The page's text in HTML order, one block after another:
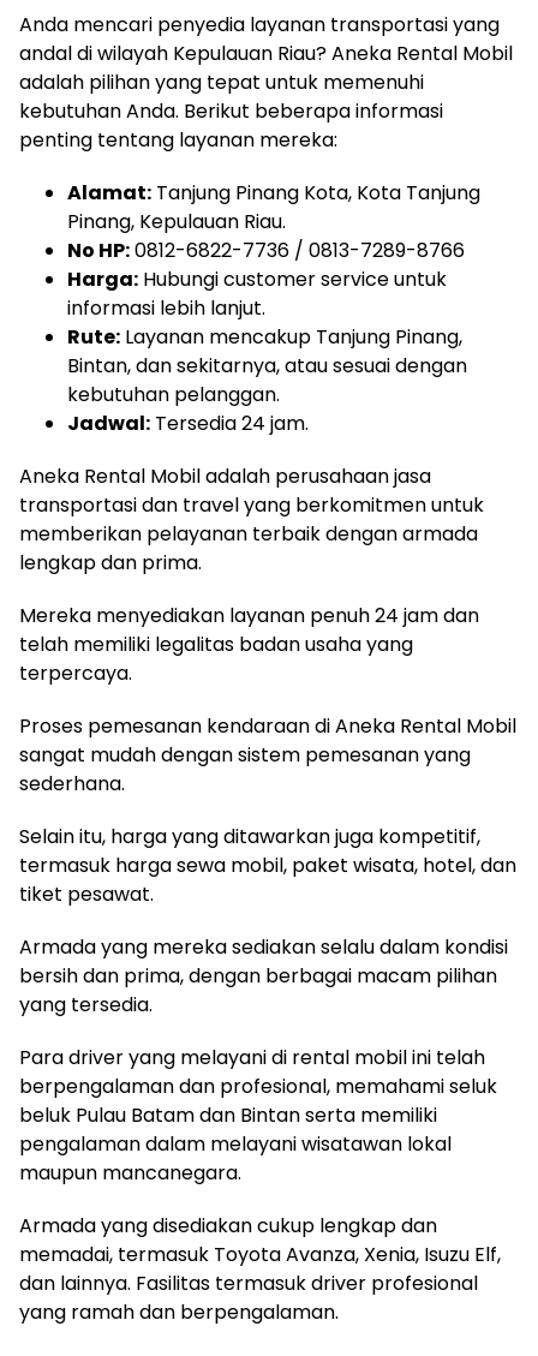
Anda mencari penyedia layanan transportasi yang
andal di wilayah Kepulauan Riau? Aneka Rental Mobil
adalah pilihan yang tepat untuk memenuhi
kebutuhan Anda. Berikut beberapa informasi
penting tentang layanan mereka:
Alamat: Tanjung Pinang Kota, Kota Tanjung
Pinang, Kepulauan Riau.
No HP:0812-6822-7736 / 0813-7289-8766
Harga: Hubungi customer service untuk
informasi lebih lanjut.
Rute: Layanan mencakup Tanjung Pinang,
Bintan, dan sekitarnya, atau sesuai dengan
kebutuhan pelanggan.
Jadwal: Tersedia 24 jam.
Aneka Rental Mobil adalah perusahaan jasa
transportasi dan travel yang berkomitmen untuk
memberikan pelayanan terbaik dengan armada
lengkap dan prima.
Mereka menyediakan layanan penuh 24 jam dan
telah memiliki legalitas badan usaha yang
terpercaya.
Proses pemesanan kendaraan di Aneka Rental Mobil
sangat mudah dengan sistem pemesanan yang
sederhana.
Selain itu, harga yang ditawarkan juga kompetitif,
termasuk harga sewa mobil, paket wisata, hotel, dan
tiket pesawat.
Armada yang mereka sediakan selalu dalam kondisi
bersih dan prima, dengan berbagai macam pilihan
yang tersedia.
Para driver yang melayani di rental mobil ini telah
berpengalaman dan profesional, memahami seluk
beluk Pulau Batam dan Bintan serta memiliki
pengalaman dalam melayani wisatawan lokal
maupun mancanegara.
Armada yang disediakan cukup lengkap dan
memadai, termasuk Toyota Avanza, Xenia, Isuzu Elf,
dan lainnya. Fasilitas termasuk driver profesional
yang ramah dan berpengalaman.